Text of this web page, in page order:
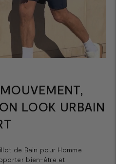
LOOK URBAIN
de Bain pour Homme
bien-être et